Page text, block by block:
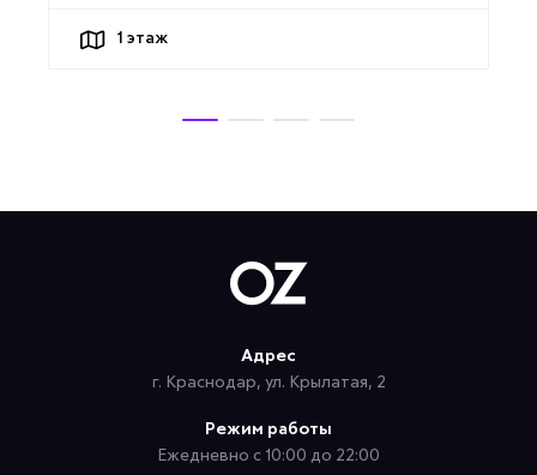
1 этаж
Адрес
г. Краснодар, ул. Крылатая, 2
Режим работы
Ежедневно с 10:00 до 22:00